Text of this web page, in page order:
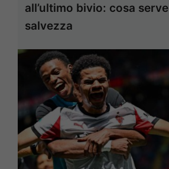
all’ultimo bivio: cosa
salvezza